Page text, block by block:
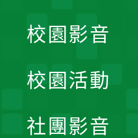
校園影音
校園活動
社團影音